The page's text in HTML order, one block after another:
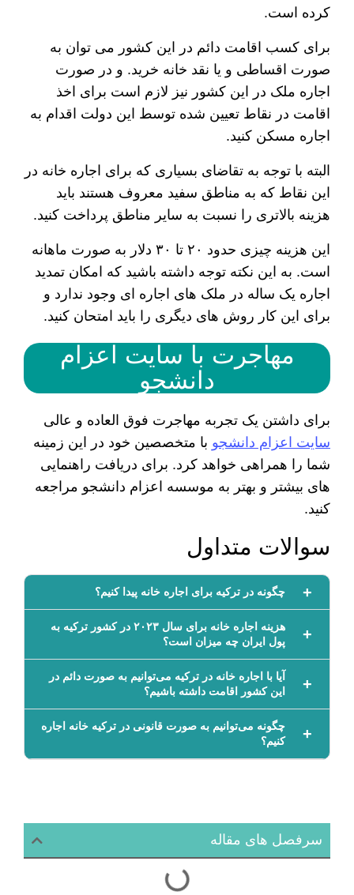
کرده است.
برای کسب اقامت دائم در این کشور می توان به
صورت اقساطی و یا نقد خانه خرید. و در صورت
اجاره ملک در این کشور نیز لازم است برای اخذ
اقامت در نقاط تعیین شده توسط این دولت اقدام به
اجاره مسکن کنید.
البته با توجه به تقاضای بسیاری که برای اجاره خانه در
این نقاط که به مناطق سفید معروف هستند باید
هزینه بالاتری را نسبت به سایر مناطق پرداخت کنید.
این هزینه چیزی حدود ۲۰ تا ۳۰ دلار به صورت ماهانه
است. به این نکته توجه داشته باشید که امکان تمدید
اجاره یک ساله در ملک های اجاره ای وجود ندارد و
برای این کار روش های دیگری را باید امتحان کنید.
مهاجرت با سایت اعزام
دانشجو
برای داشتن یک تجربه مهاجرت فوق العاده و عالی
سایت اعزام دانشجو با متخصصین خود در این زمینه
شما را همراهی خواهد کرد. برای دریافت راهنمایی
های بیشتر و بهتر به موسسه اعزام دانشجو مراجعه
کنید.
سوالات متداول
چگونه در ترکیه برای اجاره خانه پیدا کنیم؟
هزینه اجاره خانه برای سال ۲۰۲۳ در کشور ترکیه به
پول ایران چه میزان است؟
آیا با اجاره خانه در ترکیه می‌توانیم به صورت دائم در
این کشور اقامت داشته باشیم؟
چگونه می‌توانیم به صورت قانونی در ترکیه خانه اجاره
کنیم؟
سرفصل های مقاله